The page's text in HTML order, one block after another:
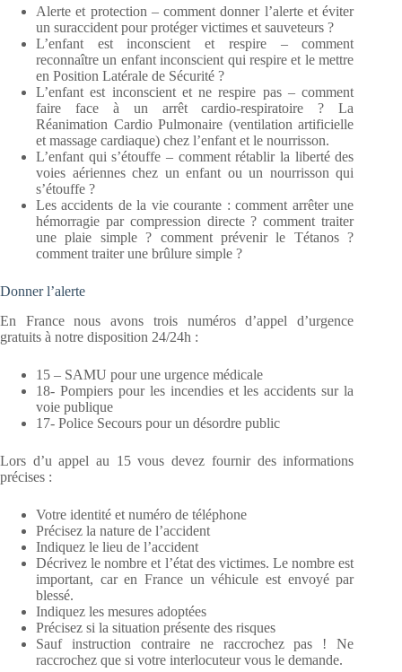
Alerte et protection – comment donner l’alerte et éviter
un suraccident pour protéger victimes et sauveteurs ?
L’enfant est inconscient et respire – comment
reconnaître un enfant inconscient qui respire et le mettre
en Position Latérale de Sécurité ?
L’enfant est inconscient et ne respire pas – comment
faire face à un arrêt cardio-respiratoire ? La
Réanimation Cardio Pulmonaire (ventilation artificielle
et massage cardiaque) chez l’enfant et le nourrisson.
L’enfant qui s’étouffe – comment rétablir la liberté des
voies aériennes chez un enfant ou un nourrisson qui
s’étouffe ?
Les accidents de la vie courante : comment arrêter une
hémorragie par compression directe ? comment traiter
une plaie simple ? comment prévenir le Tétanos ?
comment traiter une brûlure simple ?
Donner l’alerte
En France nous avons trois numéros d’appel d’urgence
gratuits à notre disposition 24/24h :
15 – SAMU pour une urgence médicale
18- Pompiers pour les incendies et les accidents sur la
voie publique
17- Police Secours pour un désordre public
Lors d’u appel au 15 vous devez fournir des informations
précises :
Votre identité et numéro de téléphone
Précisez la nature de l’accident
Indiquez le lieu de l’accident
Décrivez le nombre et l’état des victimes. Le nombre est
important, car en France un véhicule est envoyé par
blessé.
Indiquez les mesures adoptées
Précisez si la situation présente des risques
Sauf instruction contraire ne raccrochez pas ! Ne
raccrochez que si votre interlocuteur vous le demande.